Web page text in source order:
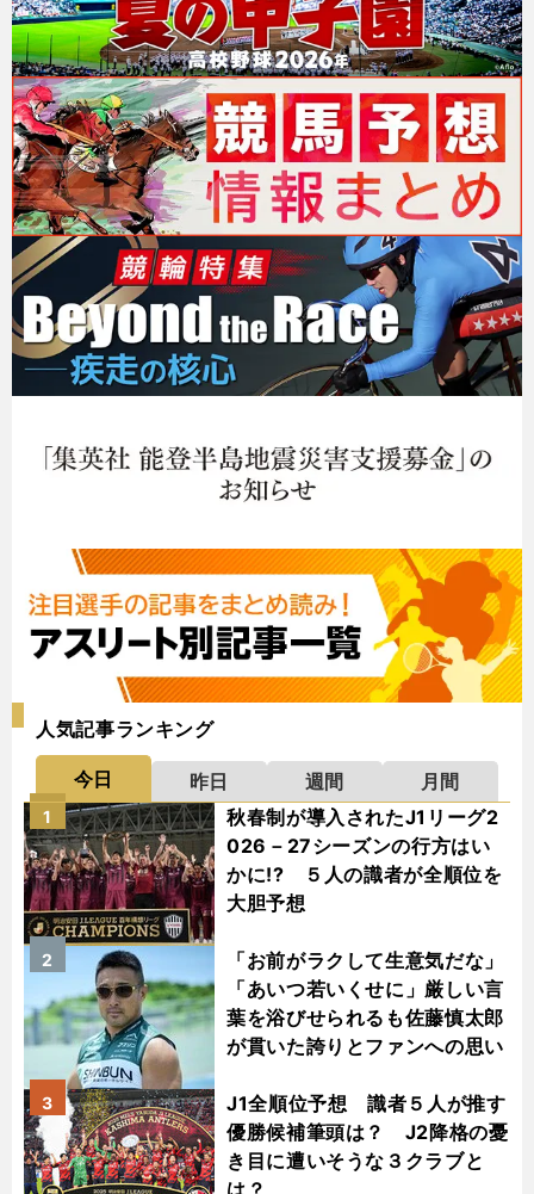
人気記事ランキング
今日 昨日 週間
月間
秋春制が導入されたJ1リーグ2
026－27シーズンの行方はい
かに!? ５人の識者が全順位を
大胆予想
1
「お前がラクして生意気だな」
「あいつ若いくせに」厳しい言
葉を浴びせられるも佐藤慎太郎
が貫いた誇りとファンへの思い
2
J1全順位予想 識者５人が推す
優勝候補筆頭は？ J2降格の憂
き目に遭いそうな３クラブと
は？
3